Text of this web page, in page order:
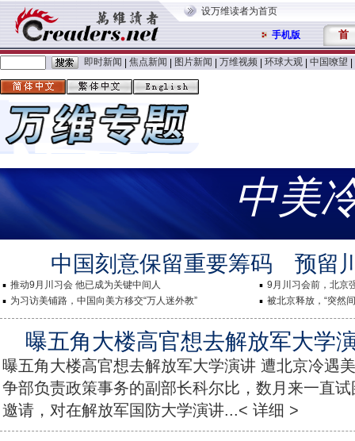
设万维读者为首页
手机版 首
即时新闻 焦点新闻 图片新闻 万维视频 环球大观 中国嘹望
中美
中国刻意保留重要筹码 预留
推动9月川习会 他已成为关键中间人
9月川习会前，北京
为习访美铺路，中国向美方移交“万人迷外教”
被北京释放，“突然
曝五角大楼高官想去解放军大学
曝五角大楼高官想去解放军大学演讲 遭北京冷遇
争部负责政策事务的副部长科尔比，数月来一直
邀请，对在解放军国防大学演讲...< 详细 >